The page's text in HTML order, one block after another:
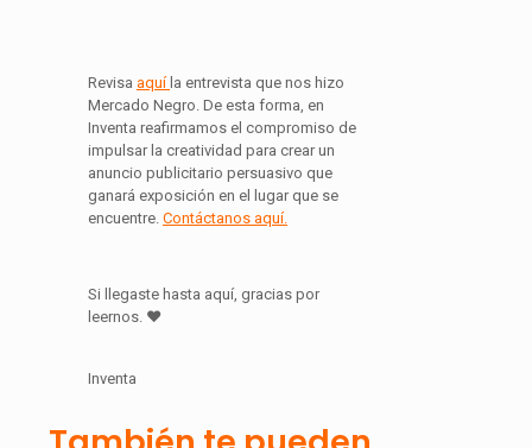
Revisa aquí la entrevista que nos hizo
Mercado Negro. De esta forma, en
Inventa reafirmamos el compromiso de
impulsar la creatividad para crear un
anuncio publicitario persuasivo que
ganará exposición en el lugar que se
encuentre. Contáctanos aquí.
Si llegaste hasta aquí, gracias por
leernos. ♥
Inventa